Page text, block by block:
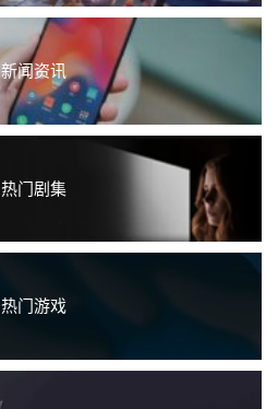
新闻资讯
热门剧集
热门游戏